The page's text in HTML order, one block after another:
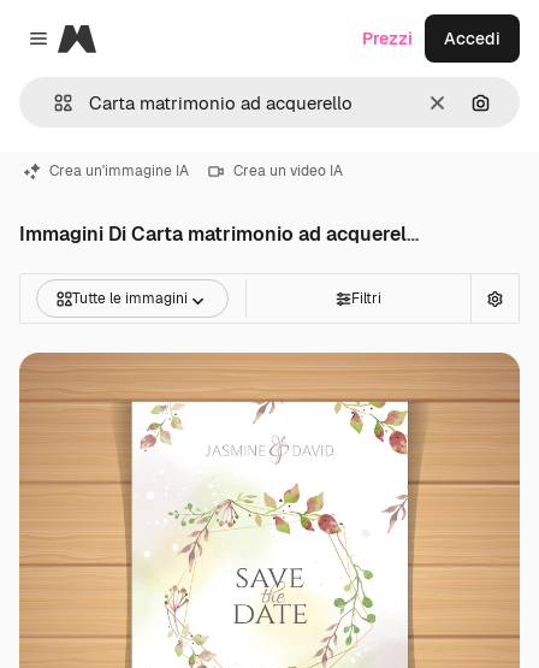
Close menu
Magnific
CancellaCerca
Prezzi Accedi
Crea un'immagine IA Crea un video IA
Immagini Di Carta matrimonio ad acquerello
Tutte le immagini Filtri